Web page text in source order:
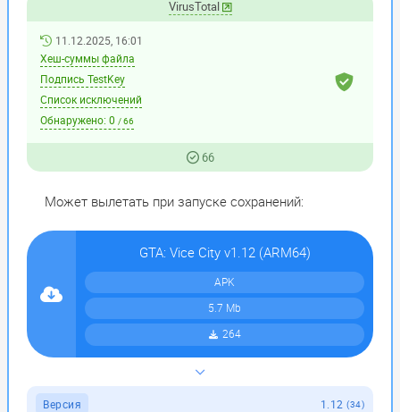
VirusTotal
11.12.2025, 16:01
Хеш-суммы файла
Подпись TestKey
Список исключений
Обнаружено: 0 / 66
66
Может вылетать при запуске сохранений:
GTA: Vice City v1.12 (ARM64)
APK
5.7 Mb
264
Версия 1.12 (34)